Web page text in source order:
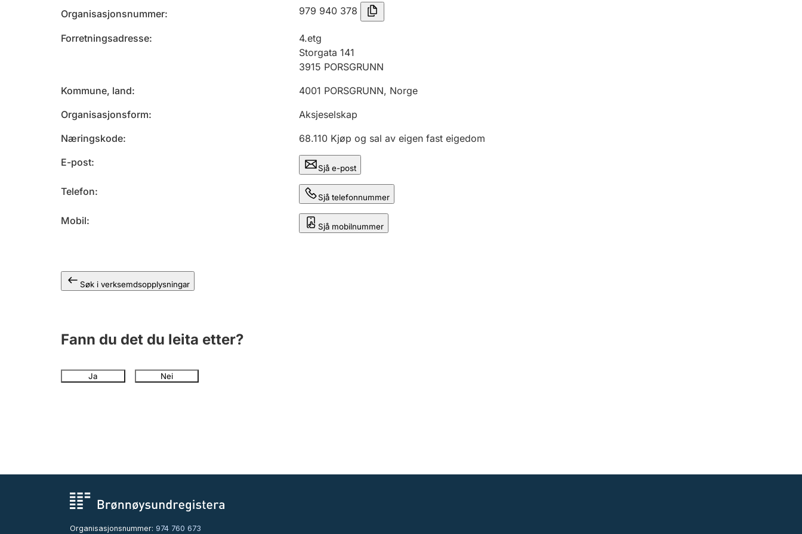
Organisasjonsnummer 979 940 378
Forretningsadresse
4.etg
Storgata 141
3915 PORSGRUNN
Kommune, land
4001 PORSGRUNN, Norge
Organisasjonsform
Aksjeselskap
Næringskode
68.110 Kjøp og sal av eigen fast eigedom
E-post
Sjå e-post
Telefon Sjå telefonnummer
Mobil Sjå mobilnummer
Søk i verksemdsopplysningar
Fann du det du leita etter?
Ja Nei
Organisasjonsnummer: 974 760 673